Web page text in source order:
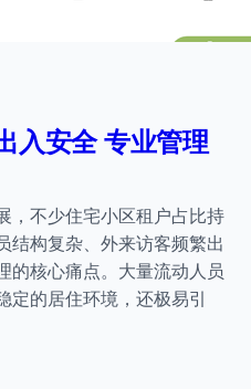
入安全 专业管理
，不少住宅小区租户占比持
结构复杂、外来访客频繁出
的核心痛点。大量流动人员
定的居住环境，还极易引